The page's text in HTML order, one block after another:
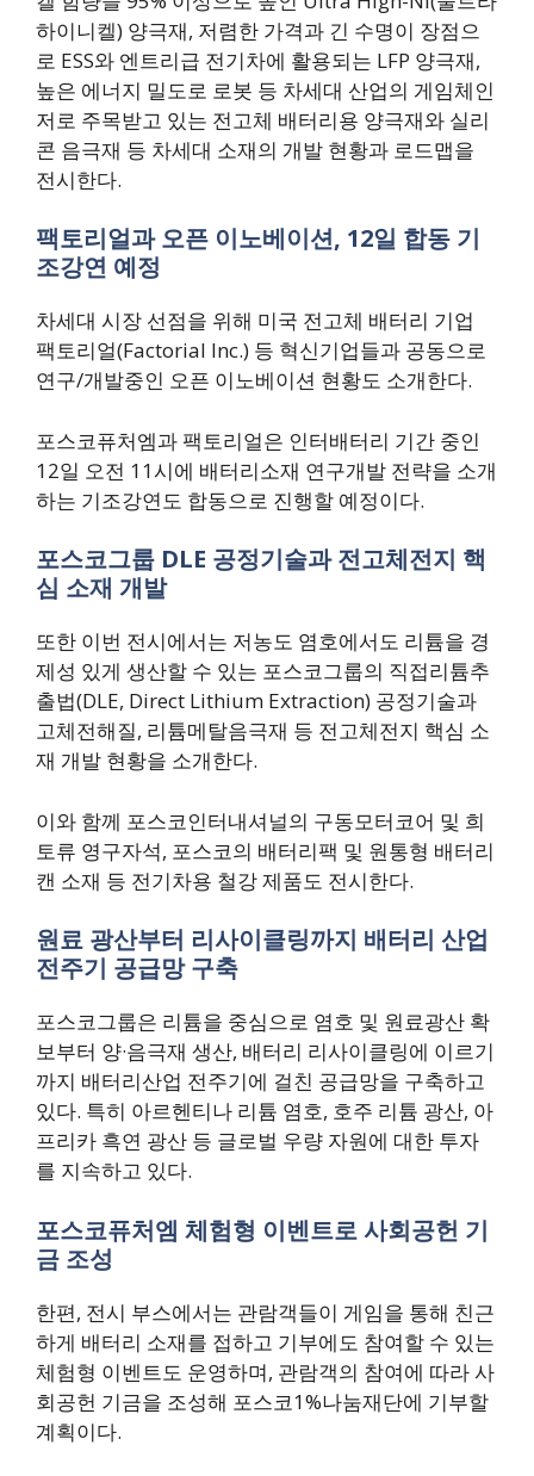
하이니켈) 양극재, 저렴한 가격과 긴 수명이 장점으
로 ESS와 엔트리급 전기차에 활용되는 LFP 양극재,
높은 에너지 밀도로 로봇 등 차세대 산업의 게임체인
저로 주목받고 있는 전고체 배터리용 양극재와 실리
콘 음극재 등 차세대 소재의 개발 현황과 로드맵을
전시한다.
팩토리얼과 오픈 이노베이션, 12일 합동 기
조강연 예정
차세대 시장 선점을 위해 미국 전고체 배터리 기업
팩토리얼(Factorial Inc.) 등 혁신기업들과 공동으로
연구/개발중인 오픈 이노베이션 현황도 소개한다.
포스코퓨처엠과 팩토리얼은 인터배터리 기간 중인
12일 오전 11시에 배터리소재 연구개발 전략을 소개
하는 기조강연도 합동으로 진행할 예정이다.
포스코그룹 DLE 공정기술과 전고체전지 핵
심 소재 개발
또한 이번 전시에서는 저농도 염호에서도 리튬을 경
제성 있게 생산할 수 있는 포스코그룹의 직접리튬추
출법(DLE, Direct Lithium Extraction) 공정기술과
고체전해질, 리튬메탈음극재 등 전고체전지 핵심 소
재 개발 현황을 소개한다.
이와 함께 포스코인터내셔널의 구동모터코어 및 희
토류 영구자석, 포스코의 배터리팩 및 원통형 배터리
캔 소재 등 전기차용 철강 제품도 전시한다.
원료 광산부터 리사이클링까지 배터리 산업
전주기 공급망 구축
포스코그룹은 리튬을 중심으로 염호 및 원료광산 확
보부터 양·음극재 생산, 배터리 리사이클링에 이르기
까지 배터리산업 전주기에 걸친 공급망을 구축하고
있다. 특히 아르헨티나 리튬 염호, 호주 리튬 광산, 아
프리카 흑연 광산 등 글로벌 우량 자원에 대한 투자
를 지속하고 있다.
포스코퓨처엠 체험형 이벤트로 사회공헌 기
금 조성
한편, 전시 부스에서는 관람객들이 게임을 통해 친근
하게 배터리 소재를 접하고 기부에도 참여할 수 있는
체험형 이벤트도 운영하며, 관람객의 참여에 따라 사
회공헌 기금을 조성해 포스코1%나눔재단에 기부할
계획이다.